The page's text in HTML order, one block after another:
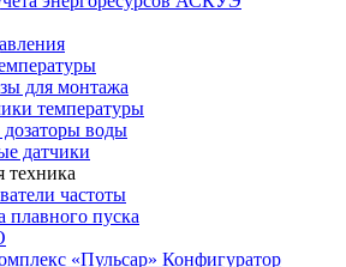
для монтажа
температуры
воды
датчики
техника
частоты
плавного пуска
«Пульсар» Конфигуратор